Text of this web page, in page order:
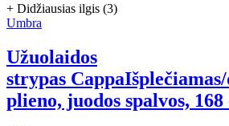
+ Didžiausias ilgis (3)
Umbra
Užuolaidos
strypas Cappa
plieno, juodos spalvos, 168